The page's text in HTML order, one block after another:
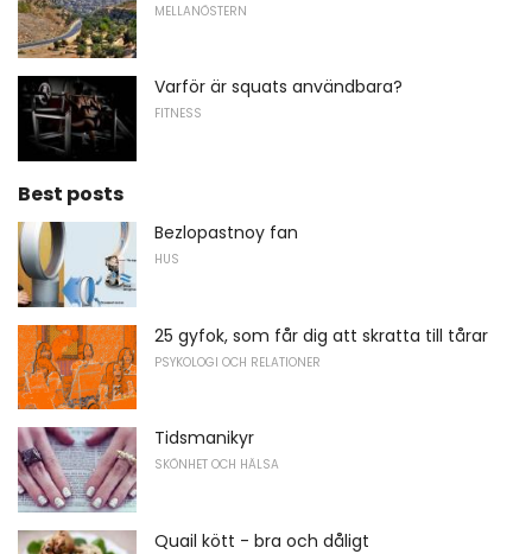
MELLANÖSTERN
Varför är squats användbara?
FITNESS
Best posts
Bezlopastnoy fan
HUS
25 gyfok, som får dig att skratta till tårar
PSYKOLOGI OCH RELATIONER
Tidsmanikyr
SKÖNHET OCH HÄLSA
Quail kött - bra och dåligt